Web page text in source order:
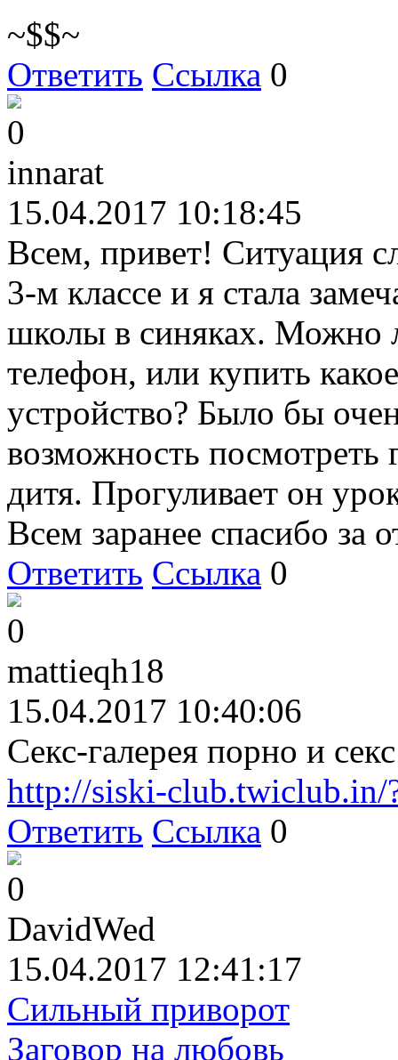
~$$~
Ответить Ссылка 0
0
innarat
15.04.2017 10:18:45
Всем, привет! Ситуация
3-м классе и я стала
школы в синяках. Можно
телефон, или купить
устройство? Было бы
возможность посмотреть
дитя. Прогуливает он
Всем заранее спасибо за
Ответить Ссылка 0
0
mattieqh18
15.04.2017 10:40:06
Секс-галерея порно и
http://siski-club.twiclub.in/
Ответить Ссылка 0
0
DavidWed
15.04.2017 12:41:17
Сильный приворот
Заговор на любовь